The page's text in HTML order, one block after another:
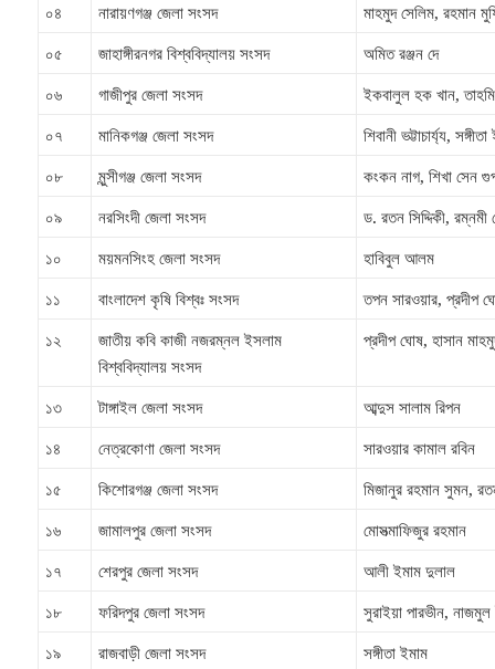
০৪
নারায়ণগঞ্জ জেলা সংসদ
মাহমুদ সেলিম, রহমান
০৫
জাহাঙ্গীরনগর বিশ্ববিদ্যালয় সংসদ
অমিত রঞ্জন দে
০৬
গাজীপুর জেলা সংসদ
ইকবালুল হক খান,
০৭
মানিকগঞ্জ জেলা সংসদ
শিবানী ভট্টাচার্য্য,
০৮
মুন্সীগঞ্জ জেলা সংসদ
কংকন নাগ, শিখা সেন
০৯
নরসিংদী জেলা সংসদ
ড. রতন সিদ্দিকী, রম্নমী
১০
ময়মনসিংহ জেলা সংসদ
হাবিবুল আলম
১১
বাংলাদেশ কৃষি বিশ্বঃ সংসদ
তপন সারওয়ার, প্রদীপ
১২
জাতীয় কবি কাজী নজরম্নল ইসলাম
বিশ্ববিদ্যালয় সংসদ
প্রদীপ ঘোষ, হাসান
১৩ টাঙ্গাইল জেলা সংসদ
আব্দুস সালাম রিপন
১৪
নেত্রকোণা জেলা সংসদ
সারওয়ার কামাল রবিন
১৫
কিশোরগঞ্জ জেলা সংসদ
মিজানুর রহমান সুমন,
১৬
জামালপুর জেলা সংসদ
মোসত্মাফিজুর রহমান
১৭
শেরপুর জেলা সংসদ
আলী ইমাম দুলাল
১৮
ফরিদপুর জেলা সংসদ
সুরাইয়া পারভীন,
১৯
রাজবাড়ী জেলা সংসদ
সঙ্গীতা ইমাম